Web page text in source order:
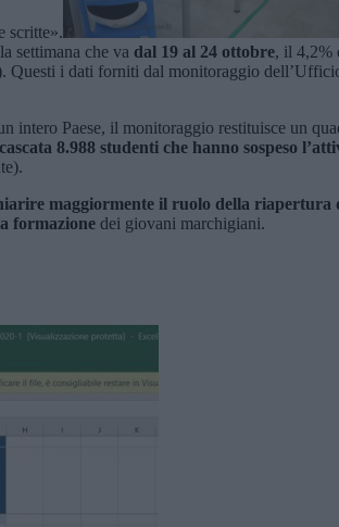
scritte».
settimana che va dal 19 al 24 ottobre, il 4,2%
Questi i dati forniti dal monitoraggio
intero Paese, il monitoraggio restituisce un
8.988 studenti che hanno sospeso
maggiormente il ruolo della riapertura
formazione dei giovani marchigiani.